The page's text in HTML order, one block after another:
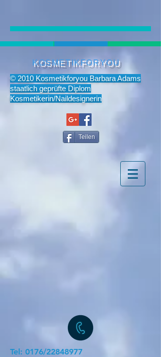
KOSMETIKFORYOU
© 2010 Kosmetikforyou Barbara Adams
staatlich geprüfte Diplom
Kosmetikerin/Naildesignerin
Teilen
Tel: 0176/22848977